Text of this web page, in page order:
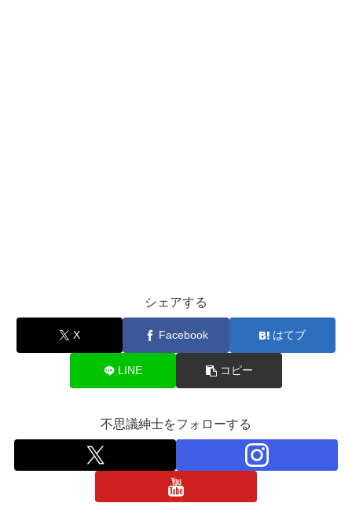
シェアする
X Facebook はてブ
LINE コピー
不思議紳士をフォローする